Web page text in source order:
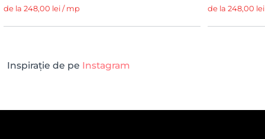
de la 248,00 lei / mp de la 248,00
Inspirație de pe Instagram